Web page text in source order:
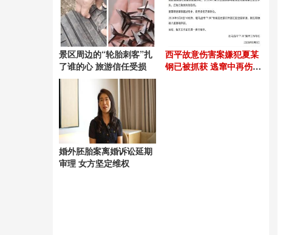
景区周边的“轮胎刺客”扎
了谁的心 旅游信任受损
西平故意伤害案嫌犯夏某
钢已被抓获 逃窜中再伤无
婚外胚胎案离婚诉讼延期
审理 女方坚定维权